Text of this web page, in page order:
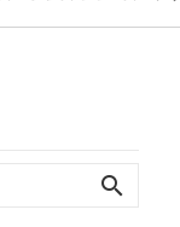
search